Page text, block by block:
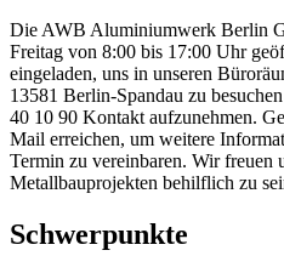
Die AWB Aluminiumwerk Berlin
Freitag von 8:00 bis 17:00 Uhr
eingeladen, uns in unseren
13581 Berlin-Spandau zu
40 10 90 Kontakt aufzunehmen.
Mail erreichen, um weitere
Termin zu vereinbaren. Wir freuen
Metallbauprojekten behilflich zu
Schwerpunkte